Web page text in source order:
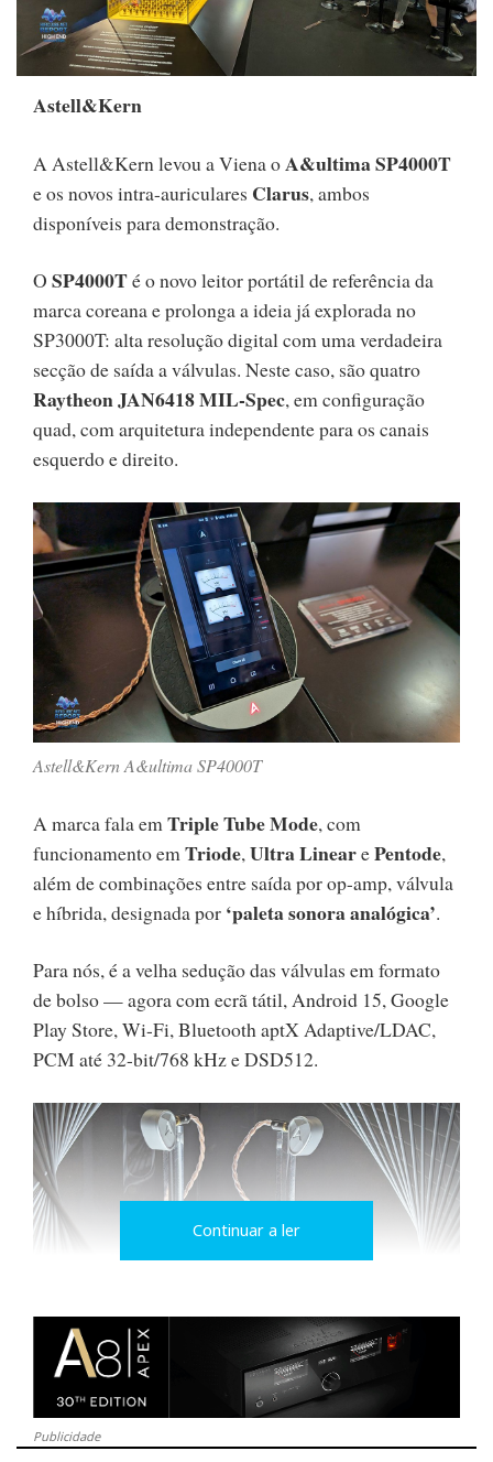
Astell&Kern
A Astell&Kern levou a Viena oA&ultima SP4000T
e os novos intra-auriculares Clarus, ambos
disponíveis para demonstração.
O SP4000Té o novo leitor portátil de referência da
marca coreana e prolonga a ideia já explorada no
SP3000T: alta resolução digital com uma verdadeira
secção de saída a válvulas. Neste caso, são quatro
Raytheon JAN6418 MIL-Spec, em configuração
quad, com arquitetura independente para os canais
esquerdo e direito.
Astell&Kern A&ultima SP4000T
A marca fala em Triple Tube Mode, com
funcionamento em Triode, Ultra LinearePentode,
além de combinações entre saída por op-amp, válvula
e híbrida, designada por ‘paleta sonora analógica’.
Para nós, é a velha sedução das válvulas em formato
de bolso — agora com ecrã tátil, Android 15, Google
Play Store, Wi-Fi, Bluetooth aptX Adaptive/LDAC,
PCM até 32-bit/768 kHz e DSD512.
Astell&Kern Clarus
OClarusé o quarto modelo IEM da Astell&Kern.
Tem corpo em alumínio 6061-T6 e arquitetura
Continuar a ler
Publicidade